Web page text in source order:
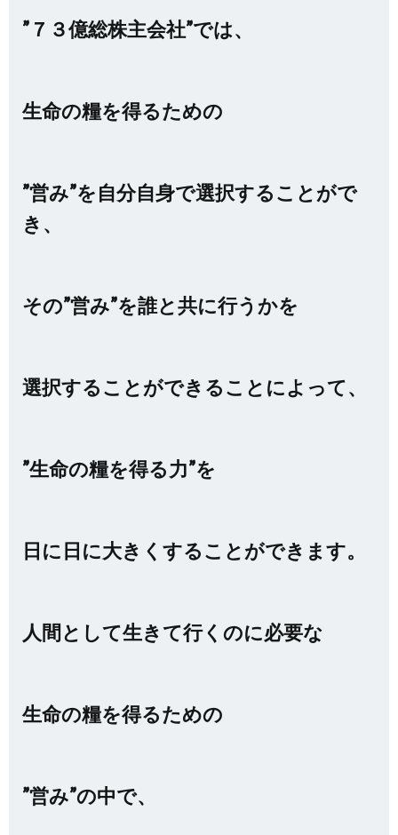
”７３億総株主会社”では、
生命の糧を得るための
”営み”を自分自身で選択することがで
き、
その”営み”を誰と共に行うかを
選択することができることによって、
”生命の糧を得る力”を
日に日に大きくすることができます。
人間として生きて行くのに必要な
生命の糧を得るための
”営み”の中で、